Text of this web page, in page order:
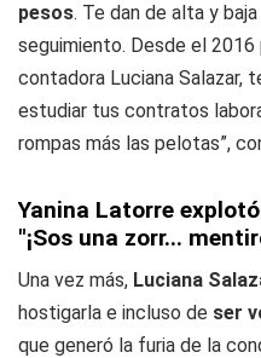
pesos. Te dan de alta y
seguimiento. Desde el
contadora Luciana Salazar,
estudiar tus contratos
rompas más las pelotas”,
Yanina Latorre
"¡Sos una zorr...
Una vez más, Luciana
hostigarla e incluso de ser
que generó la furia de la